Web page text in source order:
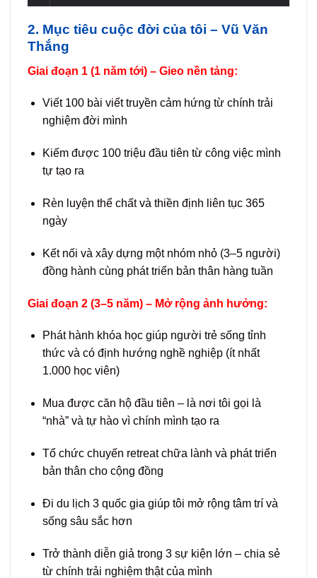
2. Mục tiêu cuộc đời của tôi – Vũ Văn
Thắng
Giai đoạn 1 (1 năm tới) – Gieo nền tảng:
Viết 100 bài viết truyền cảm hứng từ chính trải
nghiệm đời mình
Kiếm được 100 triệu đầu tiên từ công việc mình
tự tạo ra
Rèn luyện thể chất và thiền định liên tục 365
ngày
Kết nối và xây dựng một nhóm nhỏ (3–5 người)
đồng hành cùng phát triển bản thân hàng tuần
Giai đoạn 2 (3–5 năm) – Mở rộng ảnh hưởng:
Phát hành khóa học giúp người trẻ sống tỉnh
thức và có định hướng nghề nghiệp (ít nhất
1.000 học viên)
Mua được căn hộ đầu tiên – là nơi tôi gọi là
“nhà” và tự hào vì chính mình tạo ra
Tổ chức chuyến retreat chữa lành và phát triển
bản thân cho cộng đồng
Đi du lịch 3 quốc gia giúp tôi mở rộng tâm trí và
sống sâu sắc hơn
Trở thành diễn giả trong 3 sự kiện lớn – chia sẻ
từ chính trải nghiệm thật của mình